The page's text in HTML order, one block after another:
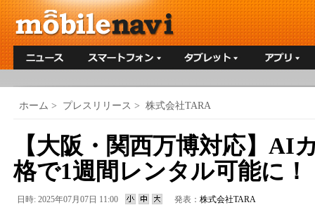
ホーム > プレスリリース > 株式会社TARA
【大阪・関西万博対応】AI
格で1週間レンタル可能に！
日時: 2025年07月07日 11:00 発表： 株式会社TARA